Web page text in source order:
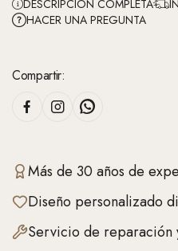
DESCRIPCIÓN COMPLETA
HACER UNA PREGUNTA
Compartir:
Más de 30 años de
Diseño personalizado
Servicio de reparación